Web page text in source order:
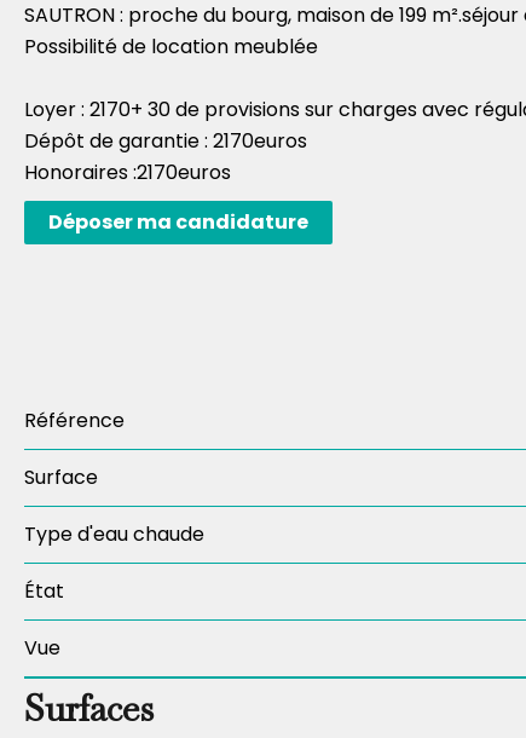
SAUTRON : proche du bourg, maison de 199
Possibilité de location meublée
Loyer : 2170+ 30 de provisions sur charges avec
Dépôt de garantie : 2170euros
Honoraires :2170euros
Déposer ma candidature
Référence
Surface
Type d'eau chaude
État
Vue
Surfaces